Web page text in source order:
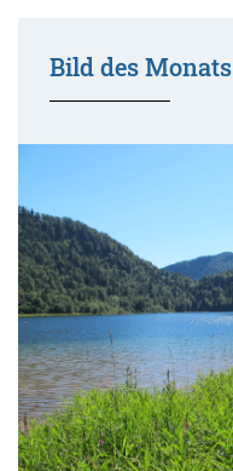
Bild des Monats